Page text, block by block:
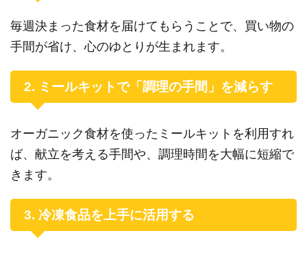
毎週決まった食材を届けてもらうことで、買い物の
手間が省け、心のゆとりが生まれます。
2. ミールキットで「調理の手間」を減らす
オーガニック食材を使ったミールキットを利用すれ
ば、献立を考える手間や、調理時間を大幅に短縮で
きます。
3. 冷凍食品を上手に活用する